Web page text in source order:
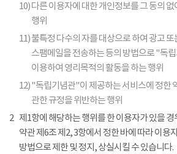
10)다른 이용자에 대한 개인정보를 그 동의
행위
11)불특정 다수의 자를 대상으로 하여 광고
스팸메일을 전송하는 등의 방법으로 "독
이용하여 영리목적의 활동을 하는 행위
12)"독립기념관"이 제공하는 서비스에 정한
관한 규정을 위반하는 행위
2 제1항에 해당하는 행위를 한 이용자가 있을
약관 제6조 제2, 3항에서 정한 바에 따라 이용
방법으로 제한 및 정지, 상실시킬 수 있습니다.